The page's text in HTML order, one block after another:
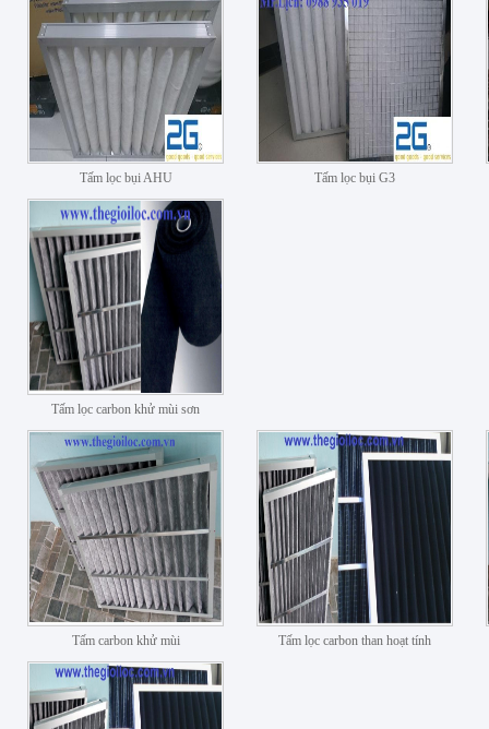
Tấm lọc bụi AHU Tấm lọc bụi G3
Tấm lọc carbon khử mùi sơn
Tấm carbon khử mùi Tấm lọc carbon than hoạt tính